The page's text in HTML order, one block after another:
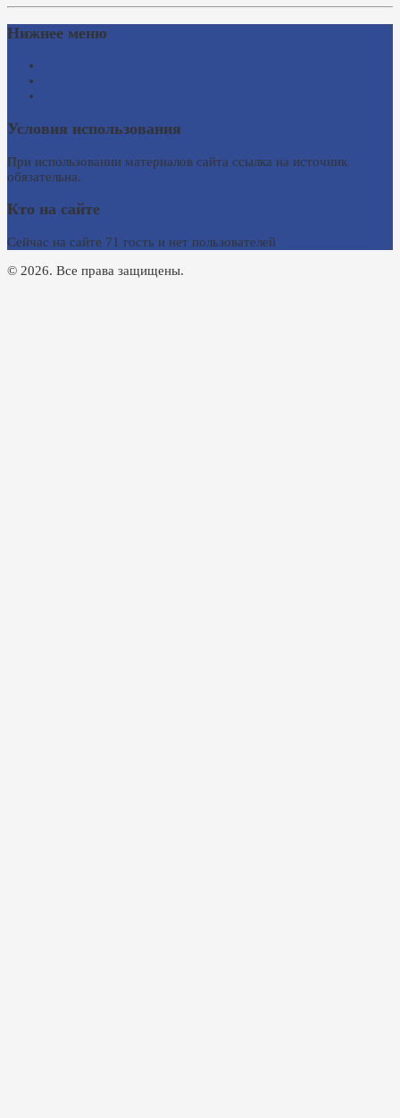
Нижнее меню
Условия использования
При использовании материалов сайта ссылка на источник
обязательна.
Кто на сайте
Сейчас на сайте 71 гость и нет пользователей
© 2026. Все права защищены.